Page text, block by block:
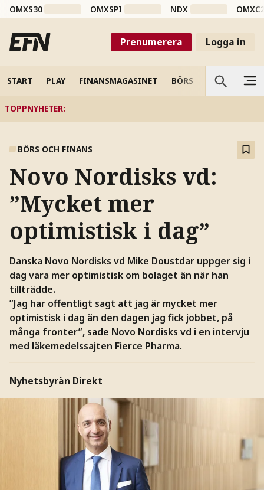
OMXS30 OMXSPI NDX
Prenumerera Logga in
START PLAY FINANSMAGASINET BÖRS VETENSKAP
TOPPNYHETER:
BÖRS OCH FINANS
Novo Nordisks vd:
”Mycket mer
optimistisk i dag”
Danska Novo Nordisks vd Mike Doustdar uppger sig i
dag vara mer optimistisk om bolaget än när han
tillträdde.
”Jag har offentligt sagt att jag är mycket mer
optimistisk i dag än den dagen jag fick jobbet, på
många fronter”, sade Novo Nordisks vd i en intervju
med läkemedelssajten Fierce Pharma.
Nyhetsbyrån Direkt